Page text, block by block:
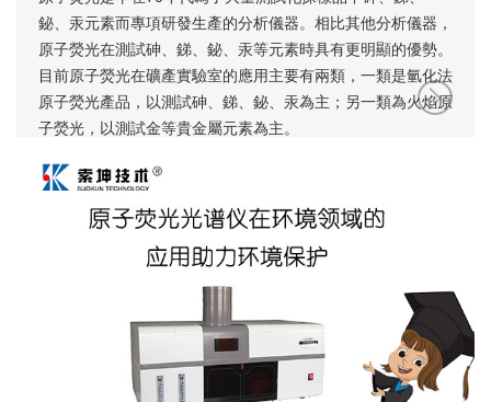
鉍、汞元素而專項研發生產的分析儀器。相比其他分析儀器，
原子熒光在測試砷、銻、鉍、汞等元素時具有更明顯的優勢。
目前原子熒光在礦產實驗室的應用主要有兩類，一類是氫化法
原子熒光產品，以測試砷、銻、鉍、汞為主；另一類為火焰原
子熒光，以測試金等貴金屬元素為主。